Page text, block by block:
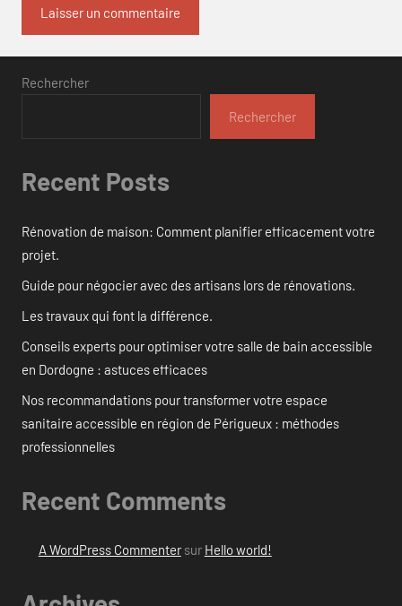
Rechercher
Rechercher
Recent Posts
Rénovation de maison: Comment planifier efficacement votre
projet.
Guide pour négocier avec des artisans lors de rénovations.
Les travaux qui font la différence.
Conseils experts pour optimiser votre salle de bain accessible
en Dordogne : astuces efficaces
Nos recommandations pour transformer votre espace
sanitaire accessible en région de Périgueux : méthodes
professionnelles
Recent Comments
A WordPress Commentersur Hello world!